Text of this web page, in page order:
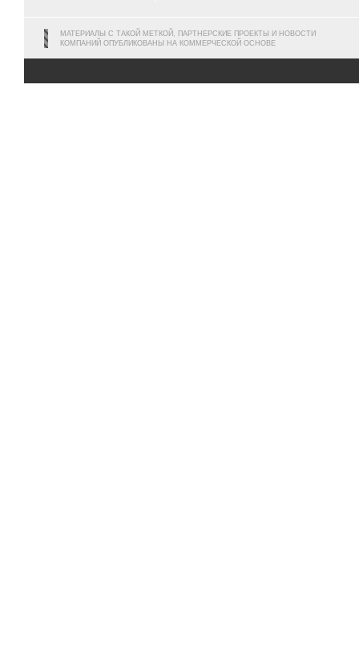
МАТЕРИАЛЫ С ТАКОЙ МЕТКОЙ, ПАРТНЕРСКИЕ ПРОЕКТЫ И НОВОСТИ
КОМПАНИЙ ОПУБЛИКОВАНЫ НА КОММЕРЧЕСКОЙ ОСНОВЕ